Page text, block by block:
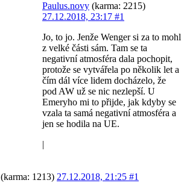
Paulus.novy (karma: 2215)
27.12.2018, 23:17 #1
Jo, to jo. Jenže Wenger si za to mohl
z velké části sám. Tam se ta
negativní atmosféra dala pochopit,
protože se vytvářela po několik let a
čím dál více lidem docházelo, že
pod AW už se nic nezlepší. U
Emeryho mi to přijde, jak kdyby se
vzala ta samá negativní atmosféra a
jen se hodila na UE.
|
(karma: 1213) 27.12.2018, 21:25 #1